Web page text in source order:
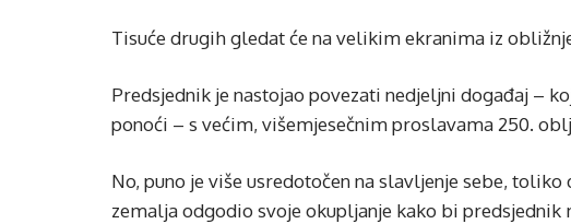
Tisuće drugih gledat će na velikim ekranima iz
Predsjednik je nastojao povezati nedjeljni događaj –
ponoći – s većim, višemjesečnim proslavama 250.
No, puno je više usredotočen na slavljenje sebe,
zemalja odgodio svoje okupljanje kako bi